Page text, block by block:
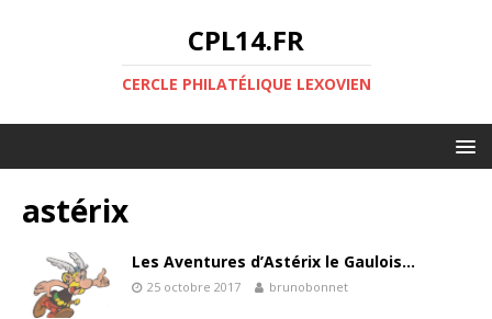
CPL14.FR
CERCLE PHILATÉLIQUE LEXOVIEN
astérix
Les Aventures d’Astérix le Gaulois…
25 octobre 2017 brunobonnet